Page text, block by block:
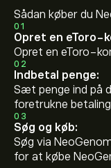
Sådan køber du
01
Opret en eToro-
Opret en eToro-
02
Indbetal penge:
Sæt penge ind på
foretrukne
03
Søg og køb:
Søg via
for at købe